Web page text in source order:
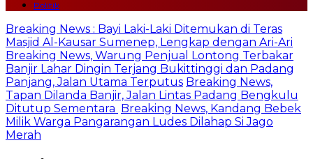
Politik
Breaking News : Bayi Laki-Laki Ditemukan di Teras
Masjid Al-Kausar Sumenep, Lengkap dengan Ari-Ari
Breaking News, Warung Penjual Lontong Terbakar
Banjir Lahar Dingin Terjang Bukittinggi dan Padang
Panjang, Jalan Utama Terputus Breaking News,
Tapan Dilanda Banjir, Jalan Lintas Padang Bengkulu
Ditutup Sementara Breaking News, Kandang Bebek
Milik Warga Pangarangan Ludes Dilahap Si Jago
Merah